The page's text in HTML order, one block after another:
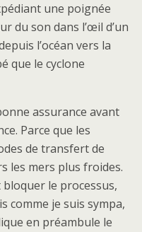
une poignée
du son dans l’œil d’un
l’océan vers la
que le cyclone
assurance avant
Parce que les
de transfert de
les mers plus froides.
le processus,
comme je suis sympa,
en préambule le